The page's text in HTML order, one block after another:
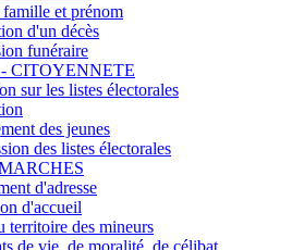
et prénom
d'un décès
funéraire
CITOYENNETE
sur les listes électorales
des jeunes
des listes électorales
d'adresse
d'accueil
territoire des mineurs
de vie, de moralité, de célibat